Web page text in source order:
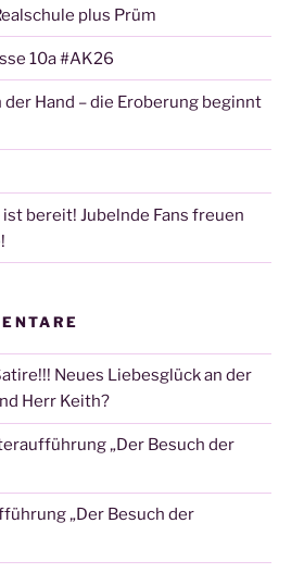
plus Prüm
10a #AK26
der Hand – die Eroberung beginnt
bereit! Jubelnde Fans freuen
Neues Liebesglück an der
Herr Keith?
„Der Besuch der
„Der Besuch der